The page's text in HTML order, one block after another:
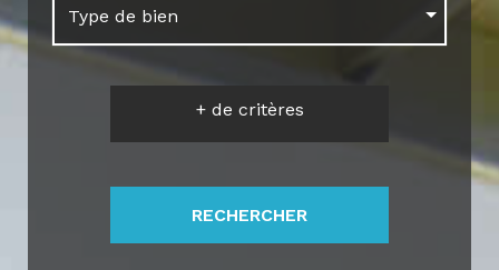
Type de bien
+de critères
RECHERCHER